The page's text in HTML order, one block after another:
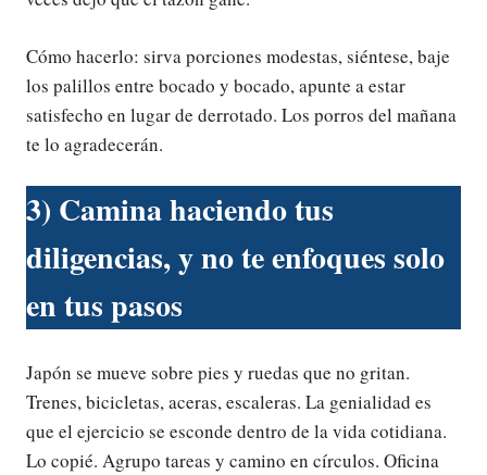
Cómo hacerlo: sirva porciones modestas, siéntese, baje
los palillos entre bocado y bocado, apunte a estar
satisfecho en lugar de derrotado. Los porros del mañana
te lo agradecerán.
3) Camina haciendo tus
diligencias, y no te enfoques solo
en tus pasos
Japón se mueve sobre pies y ruedas que no gritan.
Trenes, bicicletas, aceras, escaleras. La genialidad es
que el ejercicio se esconde dentro de la vida cotidiana.
Lo copié. Agrupo tareas y camino en círculos. Oficina